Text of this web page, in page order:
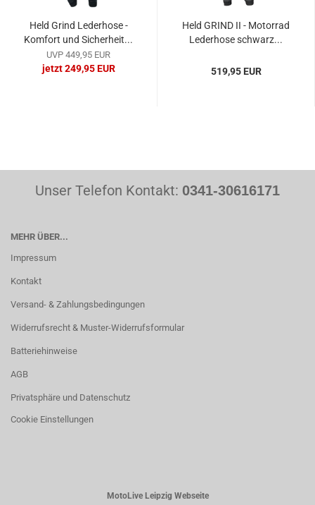
Held Grind Lederhose -
Komfort und Sicherheit...
UVP 449,95 EUR
jetzt 249,95 EUR
Held GRIND II - Motorrad
Lederhose schwarz...
519,95 EUR
Unser Telefon Kontakt: 0341-30616171
MEHR ÜBER...
Impressum
Kontakt
Versand- & Zahlungsbedingungen
Widerrufsrecht & Muster-Widerrufsformular
Batteriehinweise
AGB
Privatsphäre und Datenschutz
Cookie Einstellungen
MotoLive Leipzig Webseite